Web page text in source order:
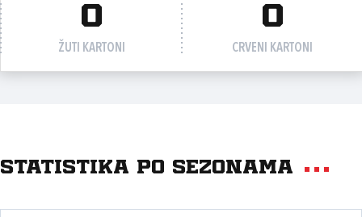
0
ŽUTI KARTONI
0
CRVENI KARTONI
Statistika po sezonama